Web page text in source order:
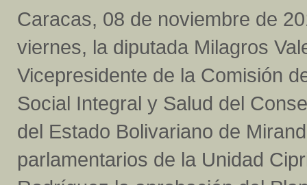
Caracas, 08 de noviembre de
viernes, la diputada Milagros
Vicepresidente de la Comisión
Social Integral y Salud del
del Estado Bolivariano de
parlamentarios de la Unidad